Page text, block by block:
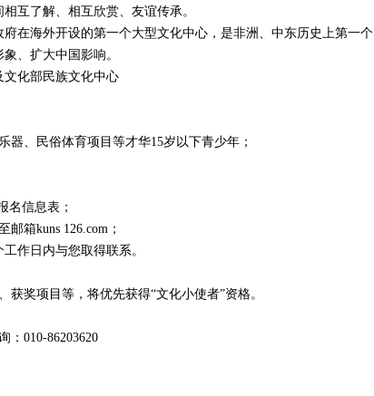
互了解、相互欣赏、友谊传承。
海外开设的第一个大型文化中心，是非洲、中东历史上第一个
、扩大中国影响。
化部民族文化中心
、民俗体育项目等才华15岁以下青少年；
信息表；
箱kuns 126.com；
作日内与您取得联系。
奖项目等，将优先获得“文化小使者”资格。
010-86203620